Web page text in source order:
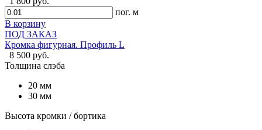
пог. м
В корзину
ПОД ЗАКАЗ
Кромка фигурная. Профиль L
8 500 руб.
Толщина слэба
20 мм
30 мм
Высота кромки / бортика